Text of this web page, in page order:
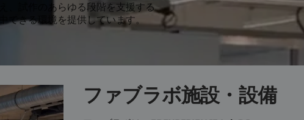
、試作のあらゆる段階を支援する
できる環境を提供しています。
ファブラボ施設・設備